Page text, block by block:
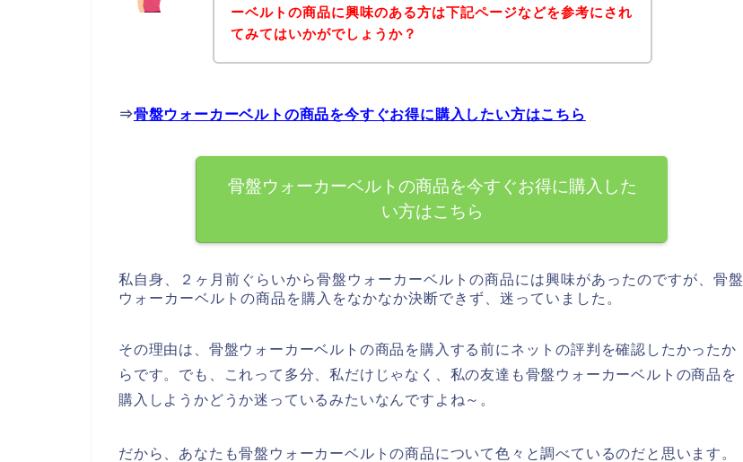
ーベルトの商品に興味のある方は下記ページなどを参考にされ
てみてはいかがでしょうか？
⇒骨盤ウォーカーベルトの商品を今すぐお得に購入したい方はこちら
骨盤ウォーカーベルトの商品を今すぐお得に購入した
い方はこちら
私自身、２ヶ月前ぐらいから骨盤ウォーカーベルトの商品には興味があったのですが、骨盤
ウォーカーベルトの商品を購入をなかなか決断できず、迷っていました。
その理由は、骨盤ウォーカーベルトの商品を購入する前にネットの評判を確認したかったか
らです。でも、これって多分、私だけじゃなく、私の友達も骨盤ウォーカーベルトの商品を
購入しようかどうか迷っているみたいなんですよね～。
だから、あなたも骨盤ウォーカーベルトの商品について色々と調べているのだと思います。